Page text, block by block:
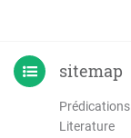
sitemap
Prédications
Literature